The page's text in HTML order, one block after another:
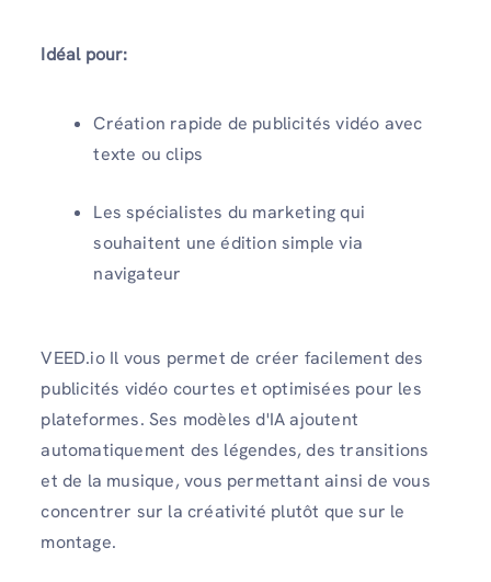
Idéal pour:
Création rapide de publicités vidéo avec
texte ou clips
Les spécialistes du marketing qui
souhaitent une édition simple via
navigateur
VEED.io Il vous permet de créer facilement des
publicités vidéo courtes et optimisées pour les
plateformes. Ses modèles d'IA ajoutent
automatiquement des légendes, des transitions
et de la musique, vous permettant ainsi de vous
concentrer sur la créativité plutôt que sur le
montage.